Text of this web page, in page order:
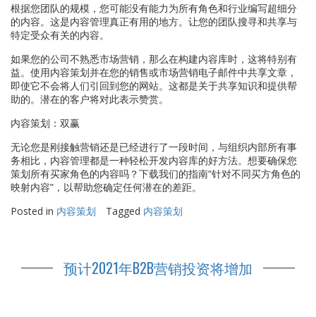
根据您团队的规模，您可能没有能力为所有角色和行业编写超细分
的内容。这是内容管理真正有用的地方。让您的团队搜寻和共享与
特定受众有关的内容。
如果您的公司不熟悉市场营销，那么在构建内容库时，这将特别有
益。使用内容策划并在您的销售或市场营销电子邮件中共享文章，
即使它不会将人们引回到您的网站。这都是关于共享知识和提供帮
助的。潜在的客户将对此表示赞赏。
内容策划：双赢
无论您是刚接触营销还是已经进行了一段时间，与组织内部所有事
务相比，内容管理都是一种轻松开发内容库的好方法。想要确保您
策划所有买家角色的内容吗？下载我们的指南“针对不同买方角色的
映射内容”，以帮助您确定任何潜在的差距。
Posted in 内容策划 Tagged 内容策划
预计2021年B2B营销投资将增加